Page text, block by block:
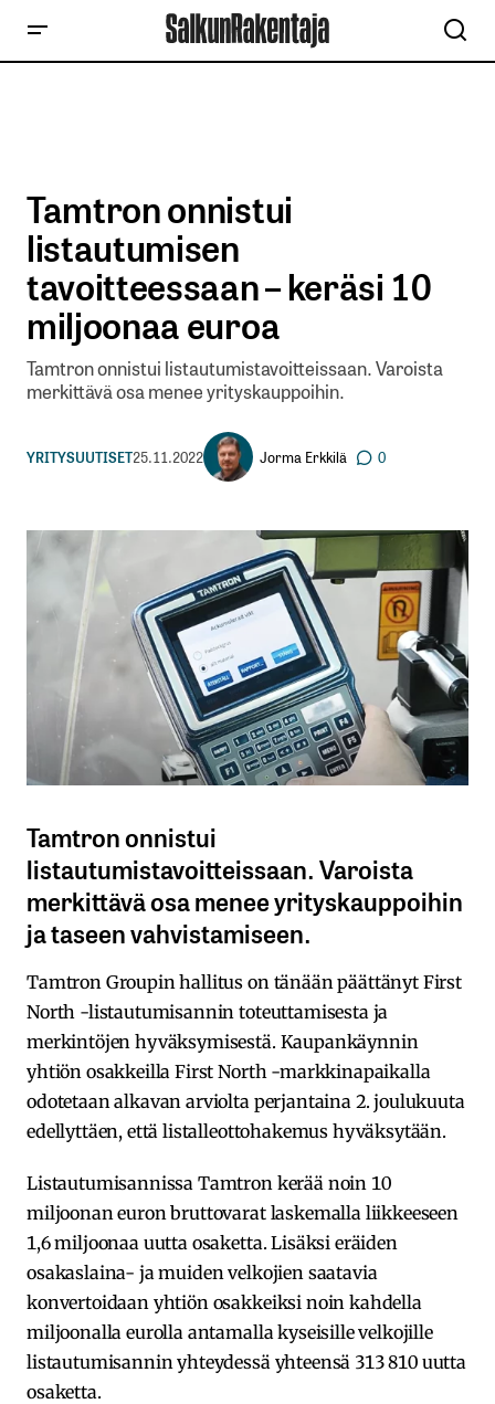
Tamtron onnistui
listautumisen
tavoitteessaan – keräsi 10
miljoonaa euroa
Tamtron onnistui listautumistavoitteissaan. Varoista
merkittävä osa menee yrityskauppoihin.
YRITYSUUTISET25.11.2022 Jorma Erkkilä 0
Tamtron onnistui
listautumistavoitteissaan. Varoista
merkittävä osa menee yrityskauppoihin
ja taseen vahvistamiseen.
Tamtron Groupin hallitus on tänään päättänyt First
North -listautumisannin toteuttamisesta ja
merkintöjen hyväksymisestä. Kaupankäynnin
yhtiön osakkeilla First North -markkinapaikalla
odotetaan alkavan arviolta perjantaina 2. joulukuuta
edellyttäen, että listalleottohakemus hyväksytään.
Listautumisannissa Tamtron kerää noin 10
miljoonan euron bruttovarat laskemalla liikkeeseen
1,6 miljoonaa uutta osaketta. Lisäksi eräiden
osakaslaina- ja muiden velkojien saatavia
konvertoidaan yhtiön osakkeiksi noin kahdella
miljoonalla eurolla antamalla kyseisille velkojille
listautumisannin yhteydessä yhteensä 313 810 uutta
osaketta.